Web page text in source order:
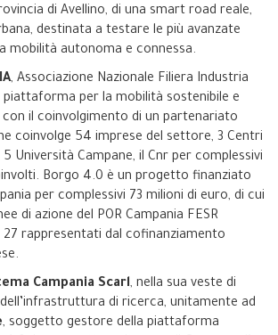
di Avellino, di una smart road reale,
destinata a testare le più avanzate
mobilità autonoma e connessa.
, Associazione Nazionale Filiera Industria
per la mobilità sostenibile e
il coinvolgimento di un partenariato
coinvolge 54 imprese del settore, 3 Centri
Università Campane, il Cnr per complessivi
Borgo 4.0 è un progetto finanziato
per complessivi 73 milioni di euro, di cui
di azione del POR Campania FESR
rappresentati dal cofinanziamento
Campania Scarl, nella sua veste di
di ricerca, unitamente ad
, soggetto gestore della piattaforma